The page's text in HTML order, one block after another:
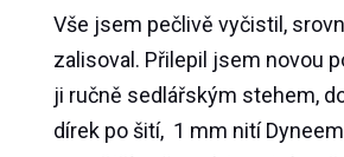
Vše jsem pečlivě vyčistil,
zalisoval. Přilepil jsem novou
ji ručně sedlářským stehem,
dírek po šití, 1 mm nití